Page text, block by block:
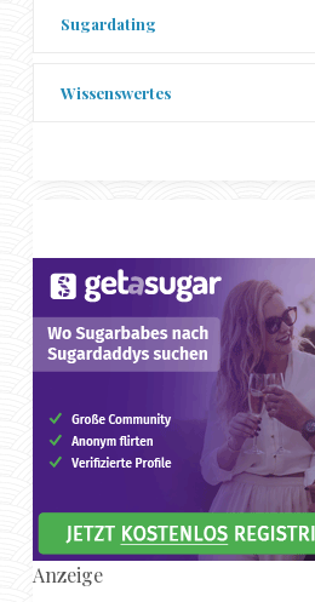
Sugardating
Wissenswertes
Anzeige